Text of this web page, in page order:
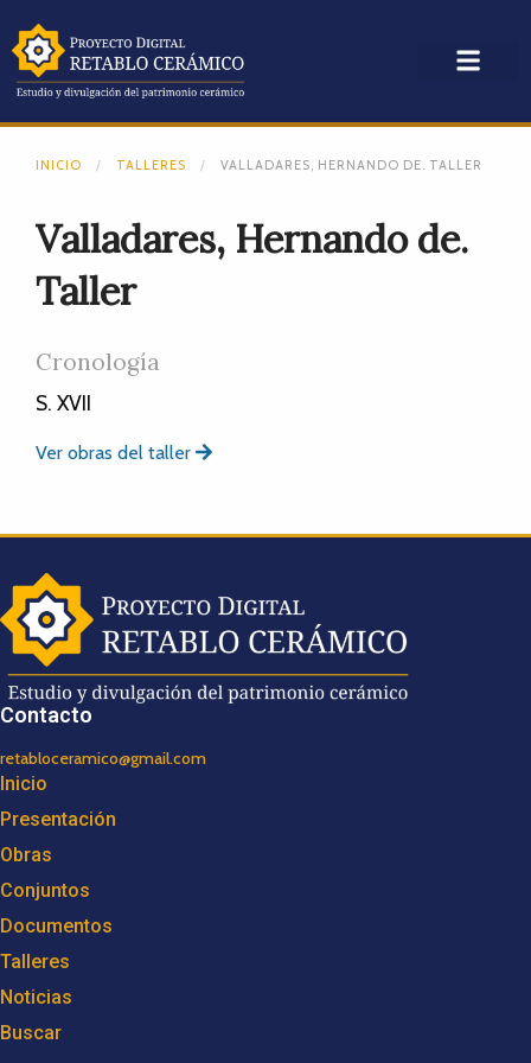
INICIO TALLERES VALLADARES, HERNANDO DE. TALLER
Valladares, Hernando de.
Taller
Cronología
S. XVII
Ver obras del taller
Contacto
retabloceramico@gmail.com
Inicio
Presentación
Obras
Conjuntos
Documentos
Talleres
Noticias
Buscar